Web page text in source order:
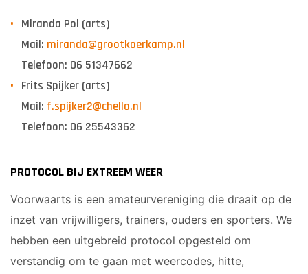
Miranda Pol (arts)
Mail: miranda@grootkoerkamp.nl
Telefoon: 06 51347662
Frits Spijker (arts)
Mail: f.spijker2@chello.nl
Telefoon: 06 25543362
PROTOCOL BIJ EXTREEM WEER
Voorwaarts is een amateurvereniging die draait op de
inzet van vrijwilligers, trainers, ouders en sporters. We
hebben een uitgebreid protocol opgesteld om
verstandig om te gaan met weercodes, hitte,